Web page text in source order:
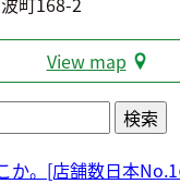
View map
か。[店舗数日本